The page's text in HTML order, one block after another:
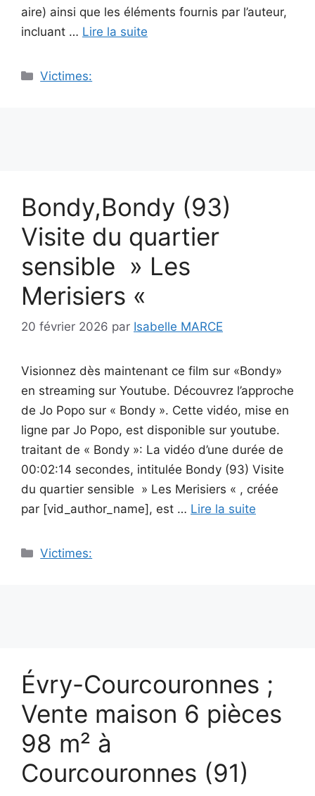
aire) ainsi que les éléments fournis par l’auteur,
incluant … Lire la suite
Catégories
Victimes:
Bondy,Bondy (93)
Visite du quartier
sensible » Les
Merisiers «
20 février 2026 par Isabelle MARCE
Visionnez dès maintenant ce film sur «Bondy»
en streaming sur Youtube. Découvrez l’approche
de Jo Popo sur « Bondy ». Cette vidéo, mise en
ligne par Jo Popo, est disponible sur youtube.
traitant de « Bondy »: La vidéo d’une durée de
00:02:14 secondes, intitulée Bondy (93) Visite
du quartier sensible » Les Merisiers « , créée
par [vid_author_name], est … Lire la suite
Catégories
Victimes:
Évry-Courcouronnes ;
Vente maison 6 pièces
98 m² à
Courcouronnes (91)